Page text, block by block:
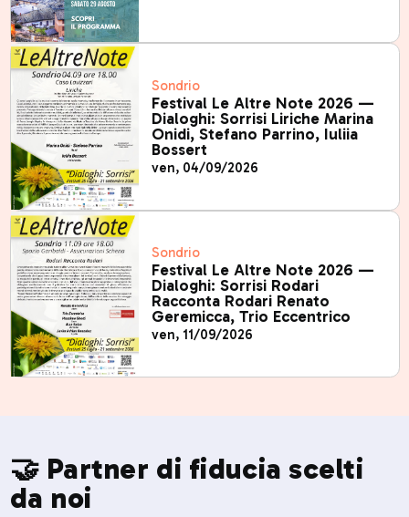
Sondrio
Festival Le Altre Note 2026 —
Dialoghi: Sorrisi Liriche Marina
Onidi, Stefano Parrino, Iuliia
Bossert
ven, 04/09/2026
Sondrio
Festival Le Altre Note 2026 —
Dialoghi: Sorrisi Rodari
Racconta Rodari Renato
Geremicca, Trio Eccentrico
ven, 11/09/2026
🤝 Partner di fiducia scelti
da noi